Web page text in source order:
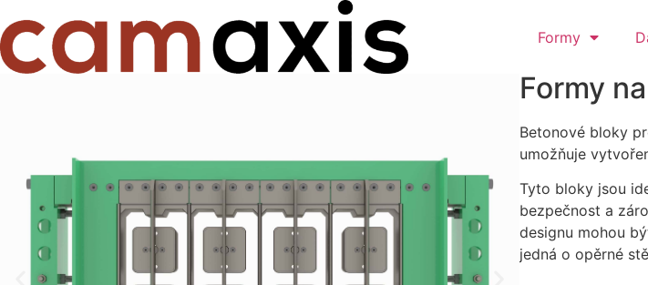
Formy
Formy
Betonové bloky
umožňuje
Tyto bloky jsou
bezpečnost a
designu mohou
jedná o opěrné